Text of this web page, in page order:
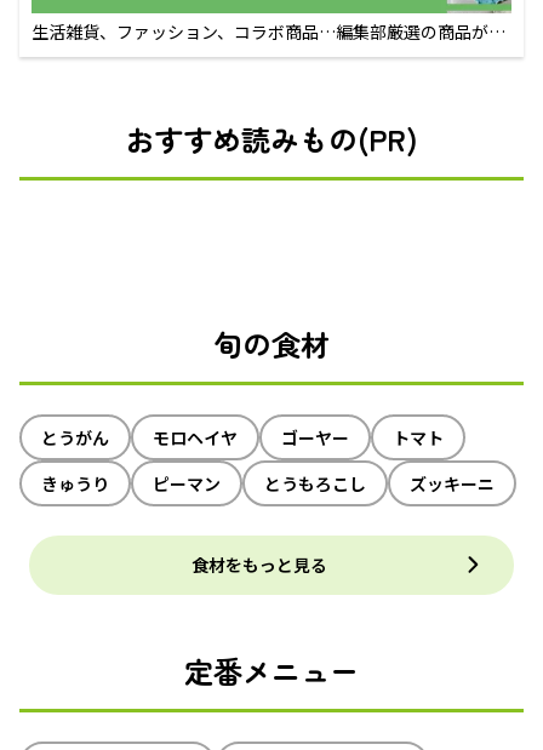
生活雑貨、ファッション、コラボ商品…編集部厳選の商品が買
えるECサイト
おすすめ読みもの(PR)
旬の食材
とうがん モロヘイヤ ゴーヤー
トマト
きゅうり
ピーマン とうもろこし ズッキーニ
食材をもっと見る
定番メニュー